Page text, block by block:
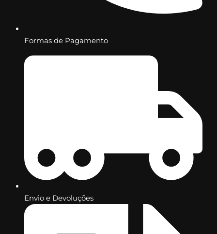
Formas de Pagamento
Envio e Devoluções